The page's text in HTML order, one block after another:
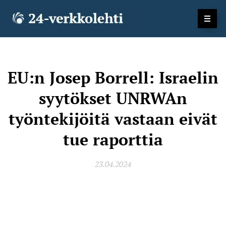
EU:n Josep Borrell: Israelin
syytökset UNRWAn
työntekijöitä vastaan eivät
tue raporttia
23.04.2024